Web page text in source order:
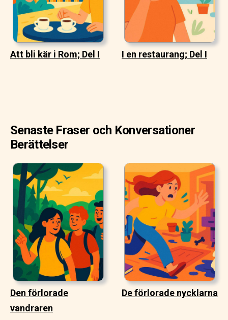
Att bli kär i Rom; Del I I en restaurang; Del I
Senaste Fraser och Konversationer
Berättelser
Den förlorade
vandraren
De förlorade nycklarna